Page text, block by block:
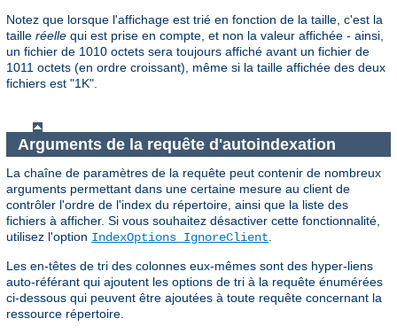
Notez que lorsque l'affichage est trié en fonction de la taille, c'est la
taille réelle qui est prise en compte, et non la valeur affichée - ainsi,
un fichier de 1010 octets sera toujours affiché avant un fichier de
1011 octets (en ordre croissant), même si la taille affichée des deux
fichiers est "1K".
Arguments de la requête d'autoindexation
La chaîne de paramètres de la requête peut contenir de nombreux
arguments permettant dans une certaine mesure au client de
contrôler l'ordre de l'index du répertoire, ainsi que la liste des
fichiers à afficher. Si vous souhaitez désactiver cette fonctionnalité,
utilisez l'option IndexOptions IgnoreClient.
Les en-têtes de tri des colonnes eux-mêmes sont des hyper-liens
auto-référant qui ajoutent les options de tri à la requête énumérées
ci-dessous qui peuvent être ajoutées à toute requête concernant la
ressource répertoire.